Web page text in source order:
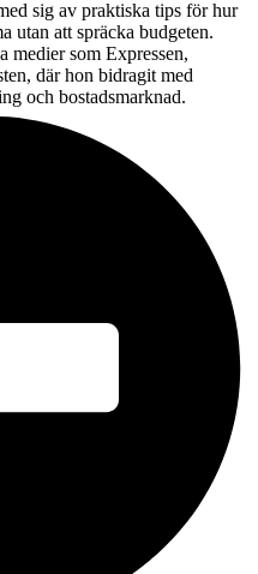
sig av praktiska tips för hur
utan att spräcka budgeten.
medier som Expressen,
där hon bidragit med
och bostadsmarknad.